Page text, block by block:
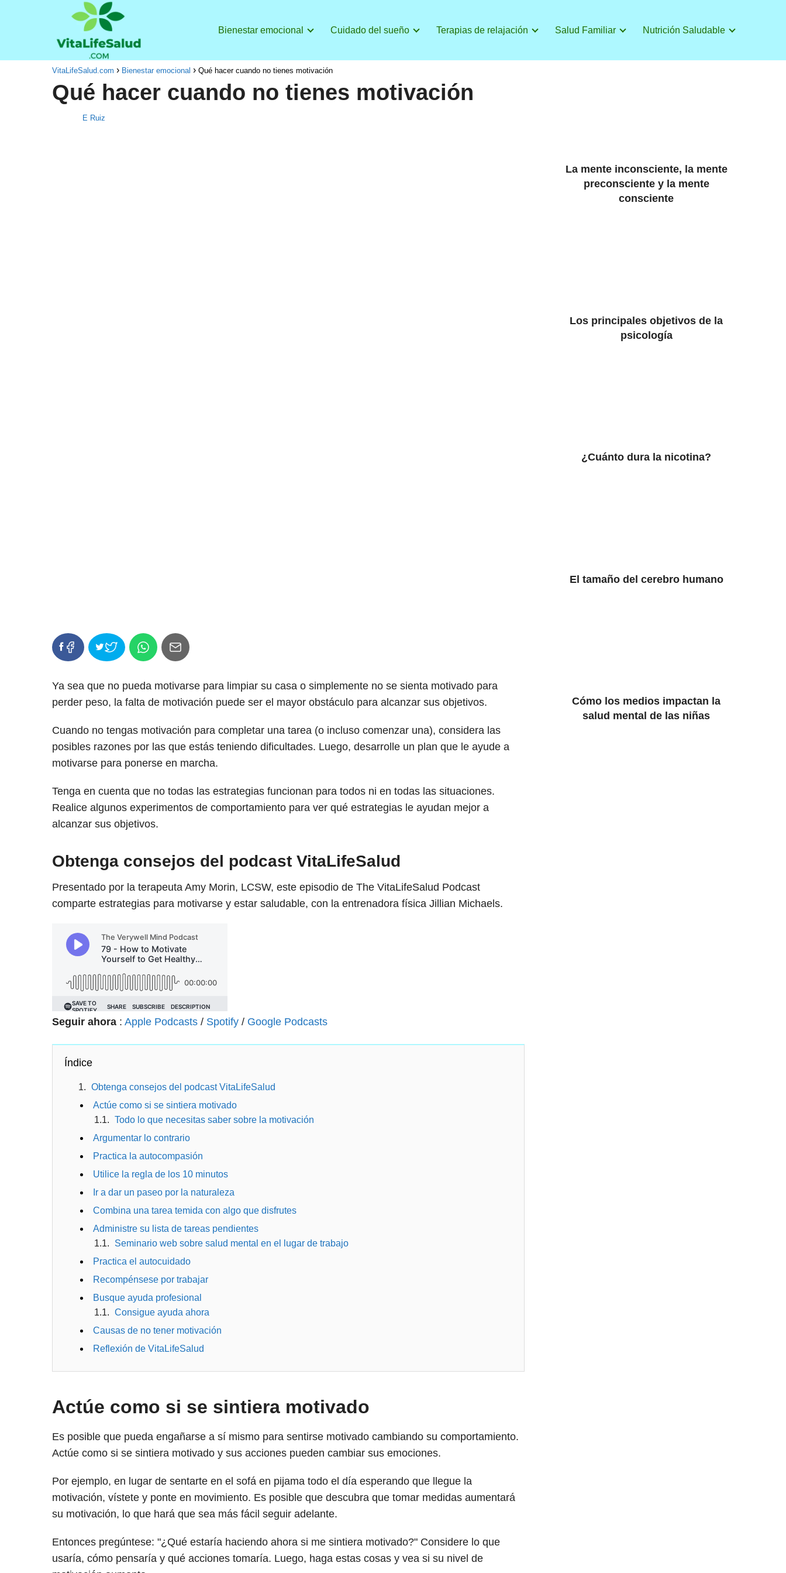
Bienestar emocional Cuidado del sueño Terapias de relajación Salud Familiar Nutrición Saludable
VitaLifeSalud.com Bienestar emocional Qué hacer cuando no tienes motivación
Qué hacer cuando no tienes motivación
E Ruiz
Ya sea que no pueda motivarse para limpiar su casa o simplemente no se sienta motivado para
perder peso, la falta de motivación puede ser el mayor obstáculo para alcanzar sus objetivos.
Cuando no tengas motivación para completar una tarea (o incluso comenzar una), considera las
posibles razones por las que estás teniendo dificultades. Luego, desarrolle un plan que le ayude a
motivarse para ponerse en marcha.
Tenga en cuenta que no todas las estrategias funcionan para todos ni en todas las situaciones.
Realice algunos experimentos de comportamiento para ver qué estrategias le ayudan mejor a
alcanzar sus objetivos.
Obtenga consejos del podcast VitaLifeSalud
Presentado por la terapeuta Amy Morin, LCSW, este episodio de The VitaLifeSalud Podcast
comparte estrategias para motivarse y estar saludable, con la entrenadora física Jillian Michaels.
Seguir ahora: Apple Podcasts/ Spotify/ Google Podcasts
Índice
Obtenga consejos del podcast VitaLifeSalud
Actúe como si se sintiera motivado
Todo lo que necesitas saber sobre la motivación
Argumentar lo contrario
Practica la autocompasión
Utilice la regla de los 10 minutos
Ir a dar un paseo por la naturaleza
Combina una tarea temida con algo que disfrutes
Administre su lista de tareas pendientes
Seminario web sobre salud mental en el lugar de trabajo
Practica el autocuidado
Recompénsese por trabajar
Busque ayuda profesional
Consigue ayuda ahora
Causas de no tener motivación
Reflexión de VitaLifeSalud
Actúe como si se sintiera motivado
Es posible que pueda engañarse a sí mismo para sentirse motivado cambiando su comportamiento.
Actúe como si se sintiera motivado y sus acciones pueden cambiar sus emociones.
Por ejemplo, en lugar de sentarte en el sofá en pijama todo el día esperando que llegue la
motivación, vístete y ponte en movimiento. Es posible que descubra que tomar medidas aumentará
su motivación, lo que hará que sea más fácil seguir adelante.
Entonces pregúntese: "¿Qué estaría haciendo ahora si me sintiera motivado?" Considere lo que
usaría, cómo pensaría y qué acciones tomaría. Luego, haga estas cosas y vea si su nivel de
La mente inconsciente, la mente
preconsciente y la mente
consciente
Los principales objetivos de la
psicología
¿Cuánto dura la nicotina?
El tamaño del cerebro humano
Cómo los medios impactan la
salud mental de las niñas